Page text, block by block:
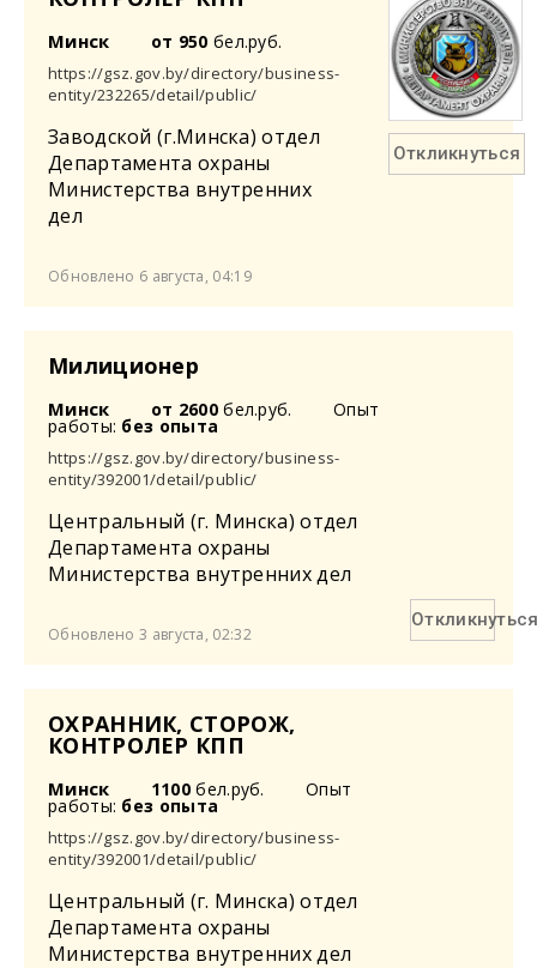
Минск от 950 бел.руб.
https://gsz.gov.by/directory/business-
entity/232265/detail/public/
Заводской (г.Минска) отдел
Департамента охраны
Министерства внутренних
дел
Обновлено 6 августа, 04:19
Откликнуться
Милиционер
Минск от 2600бел.руб. Опыт
работы: без опыта
https://gsz.gov.by/directory/business-
entity/392001/detail/public/
Центральный (г. Минска) отдел
Департамента охраны
Министерства внутренних дел
Обновлено 3 августа, 02:32
ОХРАННИК, СТОРОЖ,
КОНТРОЛЕР КПП
Минск 1100 бел.руб. Опыт
работы: без опыта
https://gsz.gov.by/directory/business-
entity/392001/detail/public/
Центральный (г. Минска) отдел
Департамента охраны
Министерства внутренних дел